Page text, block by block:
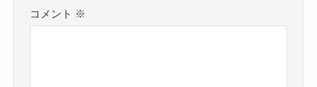
コメント ※